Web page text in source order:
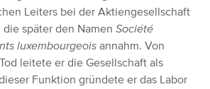
Leiters bei der Aktiengesellschaft
die später den Namen Société
luxembourgeois annahm. Von
leitete er die Gesellschaft als
Funktion gründete er das Labor